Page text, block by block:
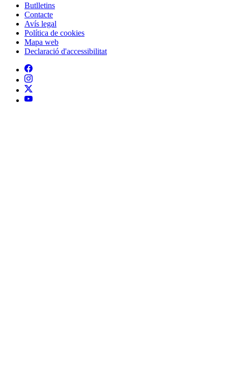
Peu
Butlletins
Contacte
Avís legal
Política de cookies
Mapa web
Declaració d'accessibilitat